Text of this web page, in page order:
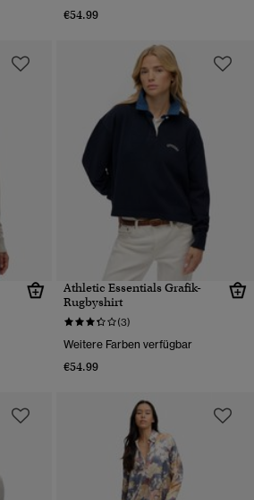
€54.99
Athletic Essentials Grafik-
Rugbyshirt
(3)
Weitere Farben verfügbar
€54.99